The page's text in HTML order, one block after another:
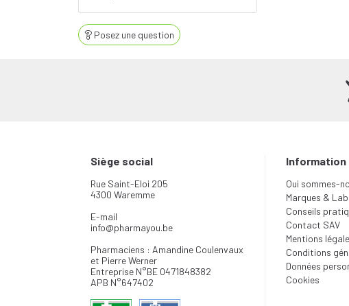
Posez une question
Siège social
Rue Saint-Eloi 205
4300 Waremme
E-mail
info@pharmayou.be
Pharmaciens : Amandine Coulenvaux
et Pierre Werner
Entreprise N°BE 0471848382
APB N°647402
Information
Qui sommes-
Marques &
Conseils
Contact SAV
Mentions
Conditions
Données
Cookies